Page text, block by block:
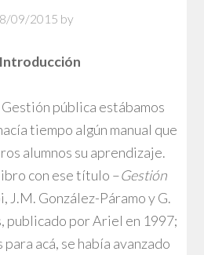
09/2015 by
pública estábamos
tiempo algún manual que
alumnos su aprendizaje.
con ese título –Gestión
J.M. González-Páramo y G.
publicado por Ariel en 1997;
acá, se había avanzado